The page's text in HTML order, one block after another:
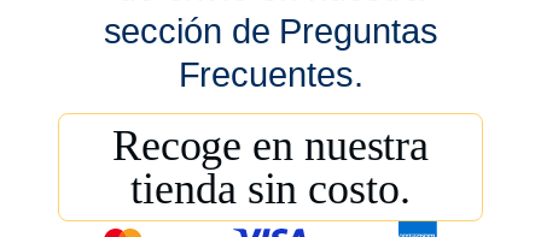
sección de Preguntas
Frecuentes.
Recoge en nuestra
tienda sin costo.